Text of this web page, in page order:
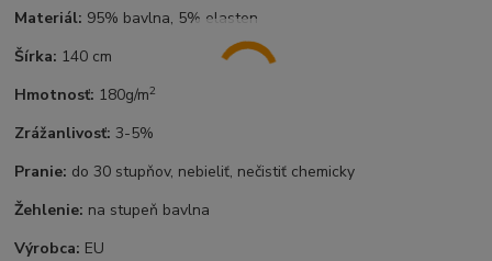
Materiál: 95% bavlna, 5% elasten
Šírka: 140 cm
Hmotnosť: 180g/m2
Zrážanlivosť: 3-5%
Pranie: do 30 stupňov, nebieliť, nečistiť chemicky
Žehlenie: na stupeň bavlna
Výrobca: EU